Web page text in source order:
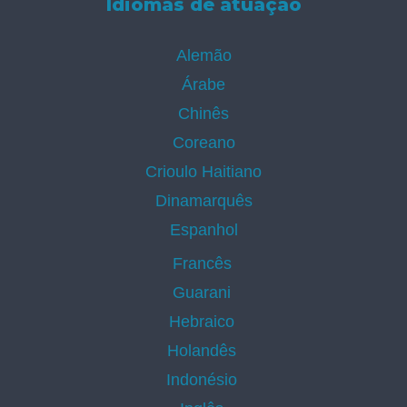
Idiomas de atuação
Alemão
Árabe
Chinês
Coreano
Crioulo Haitiano
Dinamarquês
Espanhol
Francês
Guarani
Hebraico
Holandês
Indonésio